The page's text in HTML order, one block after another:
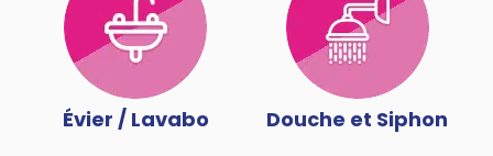
Évier / Lavabo Douche et Siphon